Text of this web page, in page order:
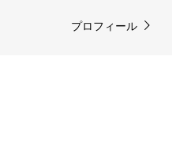
プロフィール